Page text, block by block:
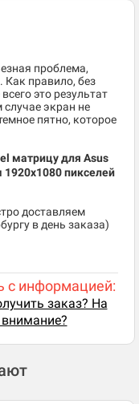
проблема,
Как правило, без
это результат
экран не
пятно, которое
матрицу для Asus
пикселей
доставляем
в день заказа)
с информацией:
заказ? На